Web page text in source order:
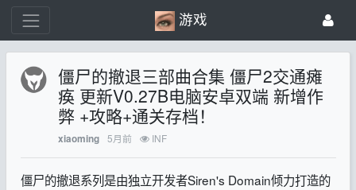
游戏
僵尸的撤退三部曲合集 僵尸2交通瘫
痪 更新V0.27B电脑安卓双端 新增作
弊 +攻略+通关存档！
xiaoming 5月前 INF
僵尸的撤退系列是由独立开发者Siren's Domain倾力打造的